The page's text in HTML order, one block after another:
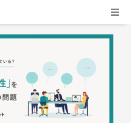
ナビ